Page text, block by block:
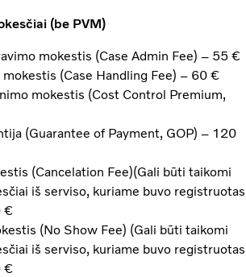
(be PVM)
mokestis (Case Admin Fee) – 55 €
(Case Handling Fee) – 60 €
mokestis (Cost Control Premium,
(Guarantee of Payment, GOP) – 120
(Cancelation Fee)(Gali būti taikomi
iš serviso, kuriame buvo registruotas
€
(No Show Fee) (Gali būti taikomi
iš serviso, kuriame buvo registruotas
€